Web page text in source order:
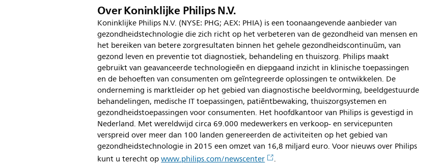
Over Koninklijke Philips N.V.
Koninklijke Philips N.V. (NYSE: PHG; AEX: PHIA) is een toonaangevende aanbieder van
gezondheidstechnologie die zich richt op het verbeteren van de gezondheid van mensen en
het bereiken van betere zorgresultaten binnen het gehele gezondheidscontinuüm, van
gezond leven en preventie tot diagnostiek, behandeling en thuiszorg. Philips maakt
gebruikt van geavanceerde technologieën en diepgaand inzicht in klinische toepassingen
en de behoeften van consumenten om geïntegreerde oplossingen te ontwikkelen. De
onderneming is marktleider op het gebied van diagnostische beeldvorming, beeldgestuurde
behandelingen, medische IT toepassingen, patiëntbewaking, thuiszorgsystemen en
gezondheidstoepassingen voor consumenten. Het hoofdkantoor van Philips is gevestigd in
Nederland. Met wereldwijd circa 69.000 medewerkers en verkoop- en servicepunten
verspreid over meer dan 100 landen genereerden de activiteiten op het gebied van
gezondheidstechnologie in 2015 een omzet van 16,8 miljard euro. Voor nieuws over Philips
kunt u terecht opwww.philips.com/newscenter .